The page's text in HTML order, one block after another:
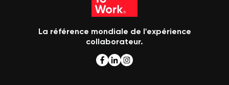
La référence mondiale de l'expérience
collaborateur.